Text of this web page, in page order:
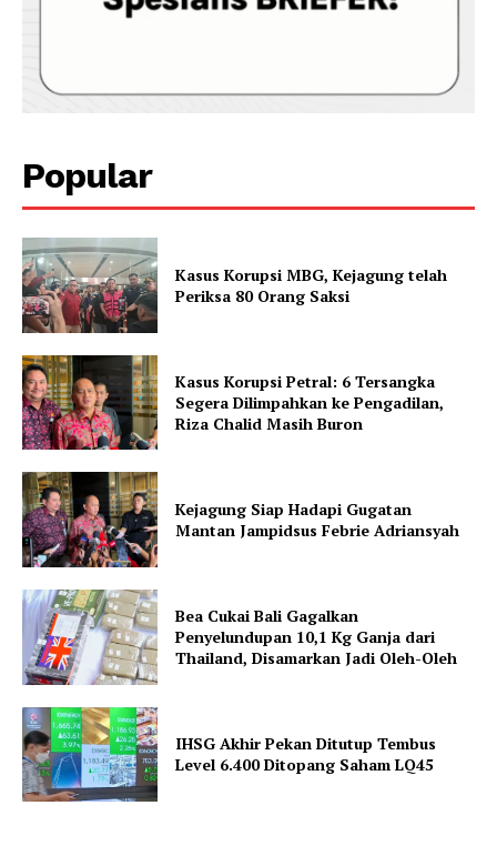
Popular
Kasus Korupsi MBG, Kejagung telah
Periksa 80 Orang Saksi
Kasus Korupsi Petral: 6 Tersangka
Segera Dilimpahkan ke Pengadilan,
Riza Chalid Masih Buron
Kejagung Siap Hadapi Gugatan
Mantan Jampidsus Febrie Adriansyah
Bea Cukai Bali Gagalkan
Penyelundupan 10,1 Kg Ganja dari
Thailand, Disamarkan Jadi Oleh-Oleh
IHSG Akhir Pekan Ditutup Tembus
Level 6.400 Ditopang Saham LQ45